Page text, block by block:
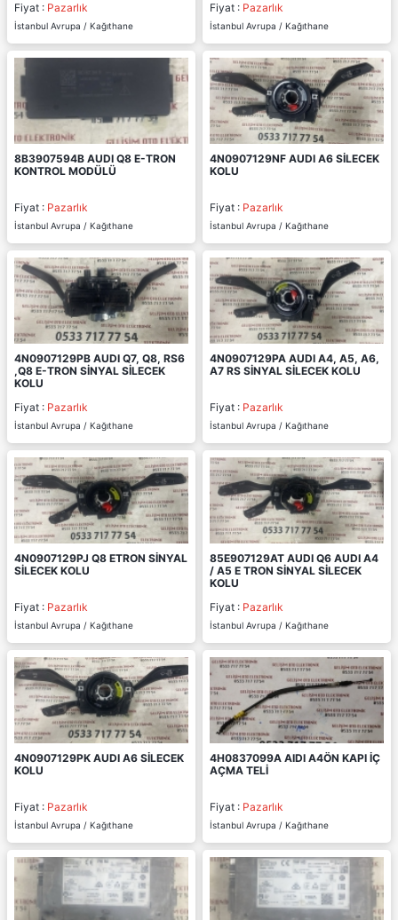
Fiyat : Pazarlık
İstanbul Avrupa / Kağıthane
Fiyat : Pazarlık
İstanbul Avrupa / Kağıthane
8B3907594B AUDI Q8 E-TRON
KONTROL MODÜLÜ
Fiyat : Pazarlık
İstanbul Avrupa / Kağıthane
4N0907129NF AUDI A6 SİLECEK
KOLU
Fiyat : Pazarlık
İstanbul Avrupa / Kağıthane
4N0907129PB AUDI Q7, Q8, RS6
,Q8 E-TRON SİNYAL SİLECEK
KOLU
Fiyat : Pazarlık
İstanbul Avrupa / Kağıthane
4N0907129PA AUDI A4, A5, A6,
A7 RS SİNYAL SİLECEK KOLU
Fiyat : Pazarlık
İstanbul Avrupa / Kağıthane
4N0907129PJ Q8 ETRON SİNYAL
SİLECEK KOLU
Fiyat : Pazarlık
İstanbul Avrupa / Kağıthane
85E907129AT AUDI Q6 AUDI A4
/ A5 E TRON SİNYAL SİLECEK
KOLU
Fiyat : Pazarlık
İstanbul Avrupa / Kağıthane
4N0907129PK AUDI A6 SİLECEK
KOLU
Fiyat : Pazarlık
İstanbul Avrupa / Kağıthane
4H0837099A AIDI A4ÖN KAPI İÇ
AÇMA TELİ
Fiyat : Pazarlık
İstanbul Avrupa / Kağıthane